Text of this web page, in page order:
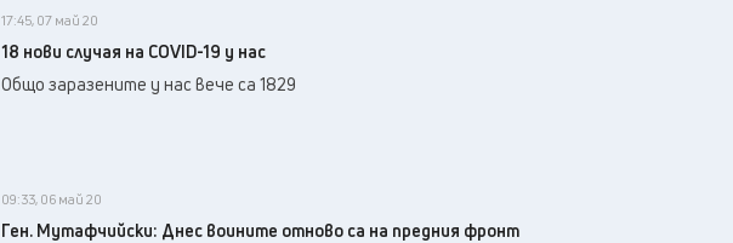
17:45, 07 май 20
18 нови случая на COVID-19 у нас
Общо заразените у нас вече са 1829
09:33, 06 май 20
Ген. Мутафчийски: Днес воините отново са на предния фронт